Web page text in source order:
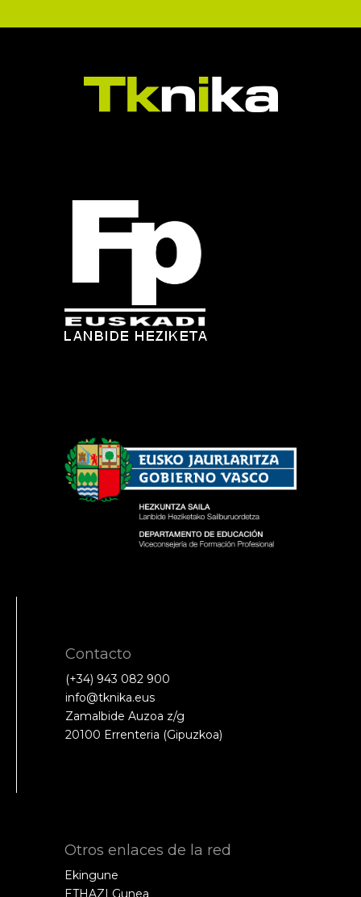
Contacto
(+34) 943 082 900
info@tknika.eus
Zamalbide Auzoa z/g
20100 Errenteria (Gipuzkoa)
Otros enlaces de la red
Ekingune
ETHAZI Gunea